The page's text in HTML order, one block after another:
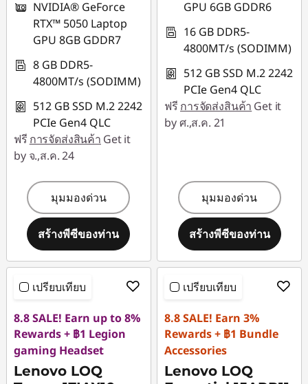
NVIDIA® GeForce
RTX™ 5050 Laptop
GPU 8GB GDDR7
8 GB DDR5-
4800MT/s (SODIMM)
512 GB SSD M.2 2242
PCIe Gen4 QLC
ฟรี การจัดส่งสินค้า Get it
by จ.,ส.ค. 24
มุมมองด่วน
สร้างพีซีของท่าน
GPU 6GB GDDR6
16 GB DDR5-
4800MT/s (SODIMM)
512 GB SSD M.2 2242
PCIe Gen4 QLC
ฟรี การจัดส่งสินค้า Get it
by ศ.,ส.ค. 21
มุมมองด่วน
สร้างพีซีของท่าน
เปรียบเทียบ
8.8 SALE! Earn up to 8%
Rewards + ฿1 Legion
gaming Headset
Lenovo LOQ
เปรียบเทียบ
8.8 SALE! Earn 3%
Rewards + ฿1 Bundle
Accessories
Lenovo LOQ